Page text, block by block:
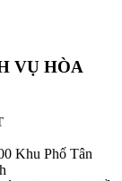
VỤ HÒA
Khu Phố Tân